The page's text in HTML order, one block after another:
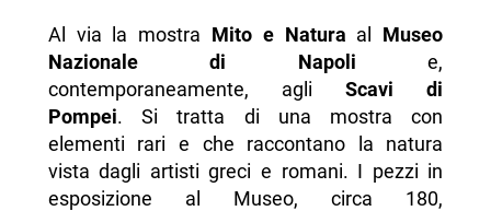
Al via la mostra Mito e Natura al Museo
Nazionale di Napoli e,
contemporaneamente, agliScavi di
Pompei. Si tratta di una mostra con
elementi rari e che raccontano la natura
vista dagli artisti greci e romani. I pezzi in
esposizione al Museo, circa 180,